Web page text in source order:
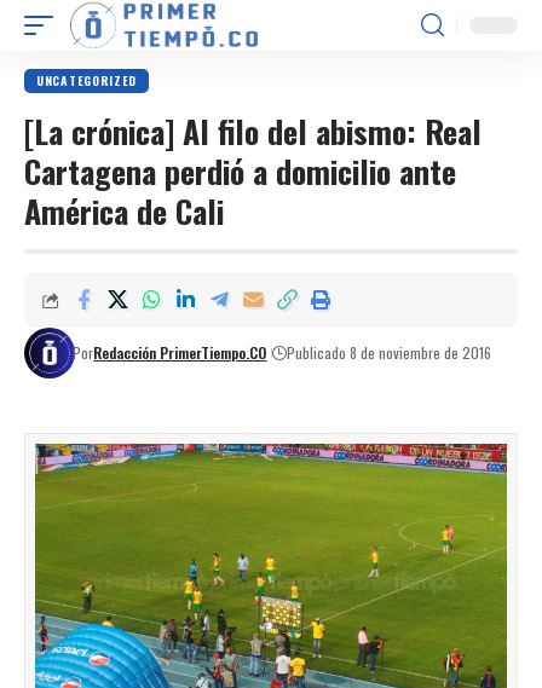
UNCATEGORIZED
[La crónica] Al filo del abismo: Real
Cartagena perdió a domicilio ante
América de Cali
PorRedacción PrimerTiempo.CO Publicado 8 de noviembre de 2016